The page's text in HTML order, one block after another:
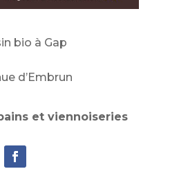
bio à Gap
d’Embrun
et viennoiseries